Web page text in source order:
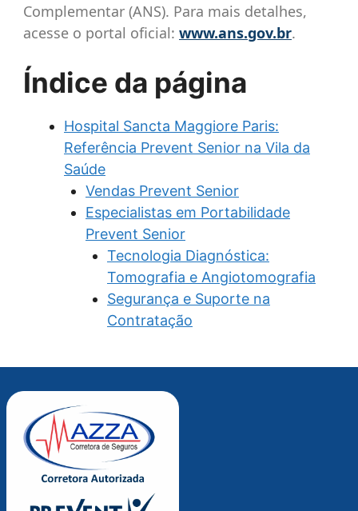
Complementar (ANS). Para mais detalhes,
acesse o portal oficial: www.ans.gov.br.
Índice da página
Hospital Sancta Maggiore Paris:
Referência Prevent Senior na Vila da
Saúde
Vendas Prevent Senior
Especialistas em Portabilidade
Prevent Senior
Tecnologia Diagnóstica:
Tomografia e Angiotomografia
Segurança e Suporte na
Contratação